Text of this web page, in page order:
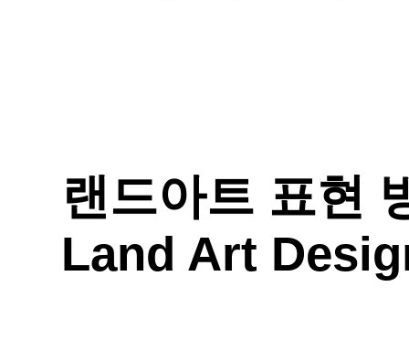
랜드아트 표현
Land Art